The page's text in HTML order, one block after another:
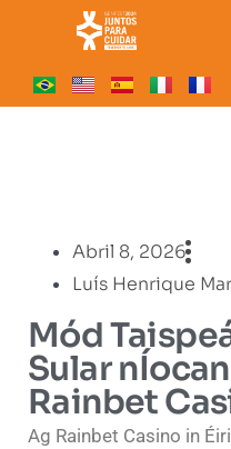
Abril 8, 2026
Luís Henrique
Mód
Sular
Rainbet
Ag Rainbet Casino in